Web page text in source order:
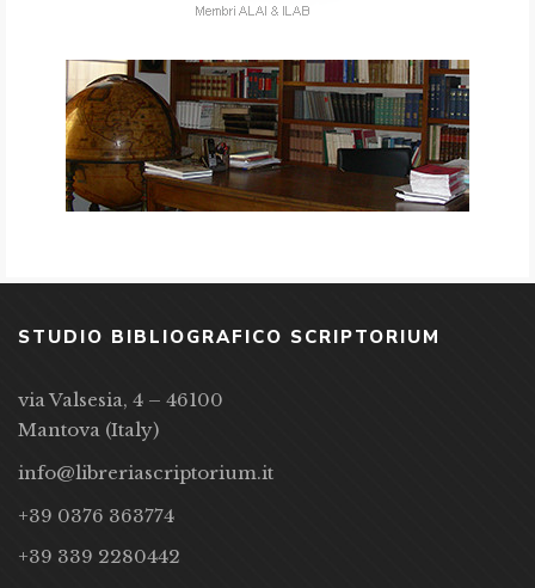
STUDIO BIBLIOGRAFICO SCRIPTORIUM
via Valsesia, 4 – 46100
Mantova (Italy)
info@libreriascriptorium.it
+39 0376 363774
+39 339 2280442